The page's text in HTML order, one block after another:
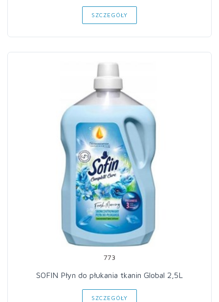
SZCZEGÓŁY
773
SOFIN Płyn do płukania tkanin Global 2,5L
SZCZEGÓŁY